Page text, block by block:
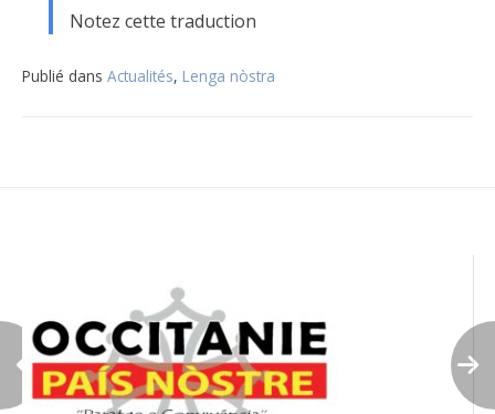
Notez cette traduction
Publié dans Actualités, Lenga nòstra